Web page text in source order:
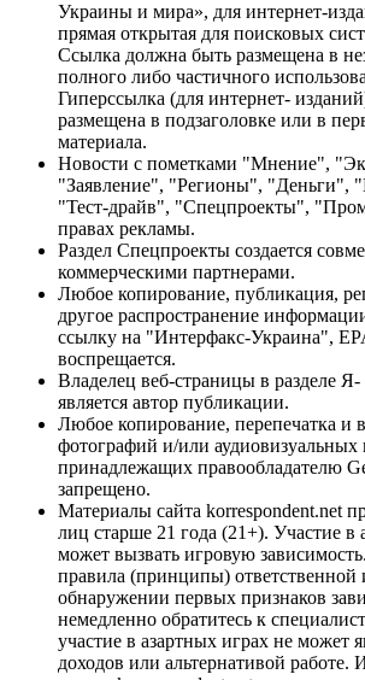
Украины и мира», для интернет-
прямая открытая для поисковых
Ссылка должна быть размещена в
полного либо частичного
Гиперссылка (для интернет-
размещена в подзаголовке или в
материала.
Новости с пометками "Мнение",
"Заявление", "Регионы", "Деньги",
"Тест-драйв", "Спецпроекты",
правах рекламы.
Раздел Спецпроекты создается
коммерческими партнерами.
Любое копирование, публикация,
другое распространение
ссылку на "Интерфакс-Украина",
воспрещается.
Владелец веб-страницы в разделе
является автор публикации.
Любое копирование, перепечатка и
фотографий и/или аудиовизуальных
принадлежащих правообладателю
запрещено.
Материалы сайта korrespondent.net
лиц старше 21 года (21+). Участие в
может вызвать игровую
правила (принципы)
обнаружении первых признаков
немедленно обратитесь к
участие в азартных играх не может
доходов или альтернативой